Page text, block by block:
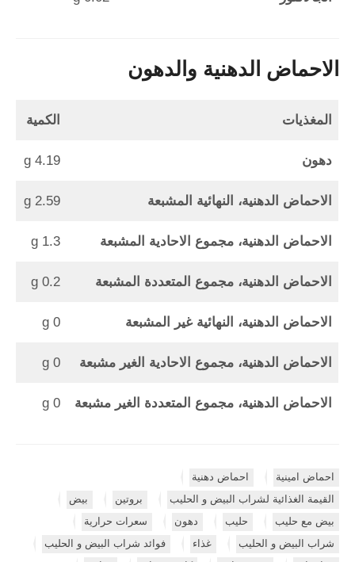
الاحماض الدهنية والدهون
المغذيات الكمية
دهون 4.19 g
الاحماض الدهنية، النهائية المشبعة 2.59 g
الاحماض الدهنية، مجموع الاحادية المشبعة 1.3 g
الاحماض الدهنية، مجموع المتعددة المشبعة 0.2 g
الاحماض الدهنية، النهائية غير المشبعة 0 g
الاحماض الدهنية، مجموع الاحادية الغير مشبعة 0 g
الاحماض الدهنية، مجموع المتعددة الغير مشبعة 0 g
احماض امينية
احماض دهنية
القيمة الغذائية لشراب البيض و الحليب
بروتين
بيض
بيض مع حليب
حليب دهون
سعرات حرارية
شراب البيض و الحليب
غذاء
فوائد شراب البيض و الحليب